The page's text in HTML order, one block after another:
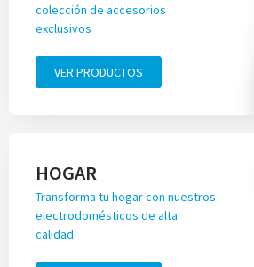
colección de accesorios
exclusivos
VER PRODUCTOS
HOGAR
Transforma tu hogar con nuestros
electrodomésticos de alta
calidad